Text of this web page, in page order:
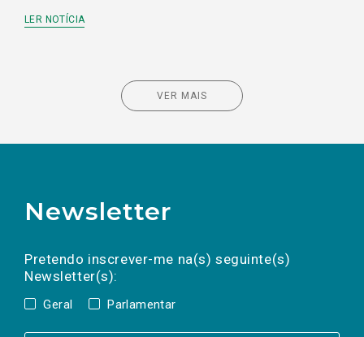
LER NOTÍCIA
VER MAIS
Newsletter
Pretendo inscrever-me na(s) seguinte(s)
Newsletter(s):
Geral Parlamentar
a(s) newsletter(s).
mail